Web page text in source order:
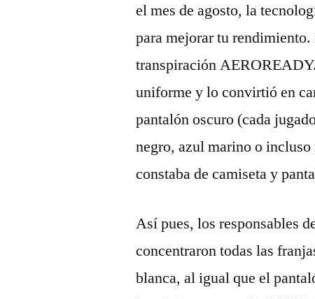
el mes de agosto, la
para mejorar tu
transpiración
uniforme y lo convirtió en
pantalón oscuro (cada
negro, azul marino o
constaba de camiseta y
Así pues, los responsables
concentraron todas las
blanca, al igual que el